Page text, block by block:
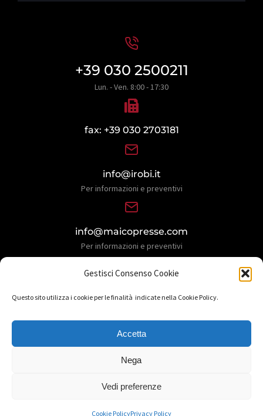
Gestisci Consenso Cookie
Questo sito utilizza i cookie per le finalità indicate nella Cookie Policy.
Accetta
Nega
Vedi preferenze
Cookie PolicyPrivacy Policy
+39 030 2500211
Lun. - Ven. 8:00 - 17:30
fax: +39 030 2703181
info@irobi.it
Per informazioni e preventivi
info@maicopresse.com
Per informazioni e preventivi